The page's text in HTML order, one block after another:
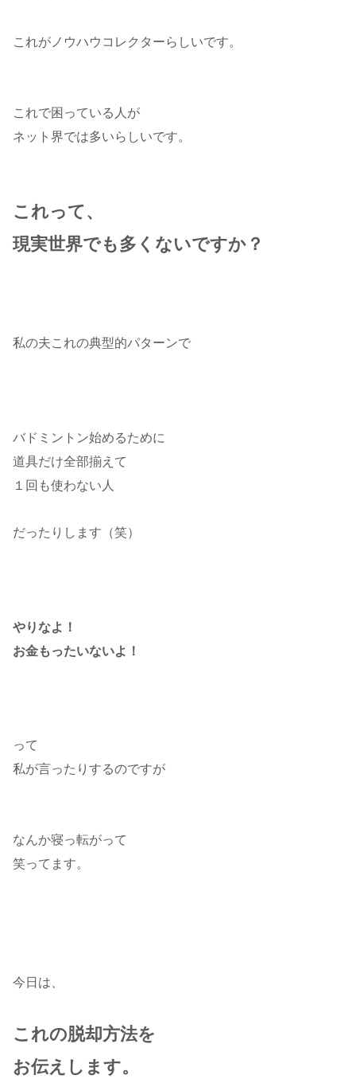
これがノウハウコレクターらしいです。
これで困っている人が
ネット界では多いらしいです。
これって、
現実世界でも多くないですか？
私の夫これの典型的パターンで
バドミントン始めるために
道具だけ全部揃えて
１回も使わない人
だったりします（笑）
やりなよ！
お金もったいないよ！
って
私が言ったりするのですが
なんか寝っ転がって
笑ってます。
今日は、
これの脱却方法を
お伝えします。